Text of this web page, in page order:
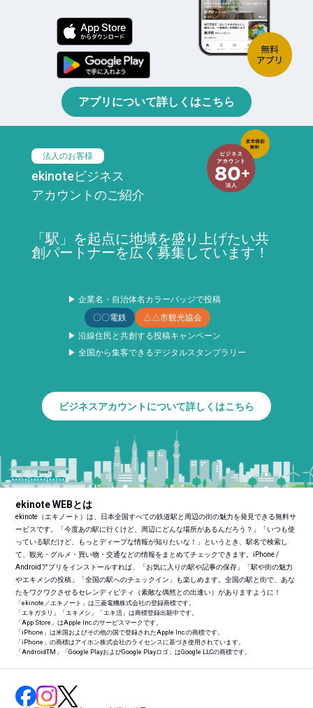
アプリについて詳しくはこちら
法人のお客様
ekinoteビジネス
アカウントのご紹介
「駅」を起点に地域を盛り上げたい共
創パートナーを広く募集しています！
▶ 企業名・自治体名カラーバッジで投稿
〇〇電鉄
△△市観光協会
▶ 沿線住民と共創する投稿キャンペーン
▶ 全国から集客できるデジタルスタンプラリー
ビジネスアカウントについて詳しくはこちら
ekinote WEBとは
ekinote（エキノート）は、日本全国すべての鉄道駅と周辺の街の魅力を発見できる無料サ
ービスです。「今度あの駅に行くけど、周辺にどんな場所があるんだろう？」「いつも使
っている駅だけど、もっとディープな情報が知りたいな！」というとき、駅名で検索し
て、観光・グルメ・買い物・交通などの情報をまとめてチェックできます。iPhone /
Androidアプリをインストールすれば、「お気に入りの駅や記事の保存」「駅や街の魅力
やエキメシの投稿」「全国の駅へのチェックイン」も楽しめます。全国の駅と街で、あな
たをワクワクさせるセレンディピティ（素敵な偶然との出逢い）がありますように！
「ekinote／エキノート」は三菱電機株式会社の登録商標です。
「エキガタリ」「エキメシ」「エキ活」は商標登録出願中です。
「App Store」はApple Inc.のサービスマークです。
「iPhone」は米国およびその他の国で登録されたApple Inc.の商標です。
「iPhone」の商標はアイホン株式会社のライセンスに基づき使用されています。
「AndroidTM 」「Google PlayおよびGoogle Playロゴ」はGoogle LLCの商標です。